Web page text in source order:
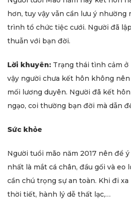
hơn, tuy vậy vẫn cần lưu ý
trình tổ chức tiệc cưới. Người đã
thuẫn với bạn đời.
Lời khuyên: Trạng thái tình cảm
vậy người chưa kết hôn không
mối lương duyên. Người đã kết
ngạo, coi thường bạn đời mà dẫn
Sức khỏe
Người tuổi mão năm 2017 nên để
nhất là mắt cá chân, đầu gối và eo
cần chú trọng sự an toàn. Khi đi
thời tiết, hành lý dễ thất lạc,…